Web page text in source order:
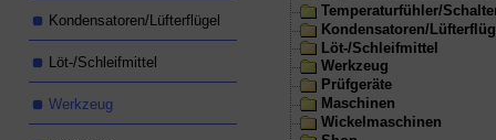
Kondensatoren/Lüfterflügel
Löt-/Schleifmittel
Werkzeug
Temperaturfühler/
Kondensatoren/
Löt-/Schleifmittel
Werkzeug
Prüfgeräte
Maschinen
Wickelmaschinen